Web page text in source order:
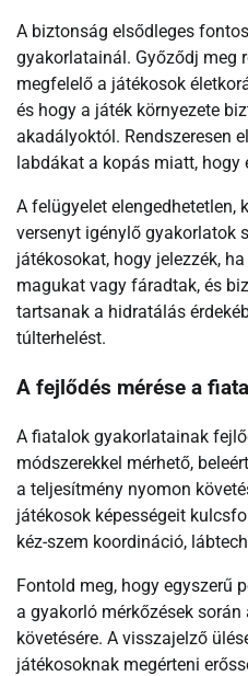
A biztonság elsődleges
gyakorlatainál. Győződj meg
megfelelő a játékosok
és hogy a játék környezete
akadályoktól. Rendszeresen
labdákat a kopás miatt, hogy
A felügyelet elengedhetetlen,
versenyt igénylő gyakorlatok
játékosokat, hogy jelezzék,
magukat vagy fáradtak, és
tartsanak a hidratálás
túlterhelést.
A fejlődés mérése a
A fiatalok gyakorlatainak
módszerekkel mérhető,
a teljesítmény nyomon
játékosok képességeit
kéz-szem koordináció,
Fontold meg, hogy egyszerű
a gyakorló mérkőzések
követésére. A visszajelző
játékosoknak megérteni